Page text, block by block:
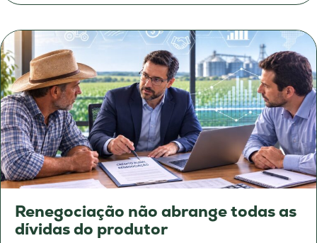
Renegociação não abrange todas as
dívidas do produtor